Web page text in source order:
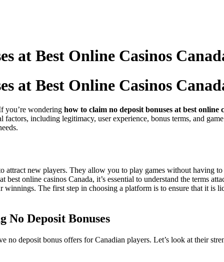
at Best Online Casinos
at Best Online Casinos
you’re wondering how to claim no deposit bonuses at best online
factors, including legitimacy, user experience, bonus terms, and
attract new players. They allow you to play games without having
online casinos Canada, it’s essential to understand the terms
The first step in choosing a platform is to ensure that it is
No Deposit Bonuses
deposit bonus offers for Canadian players. Let’s look at their